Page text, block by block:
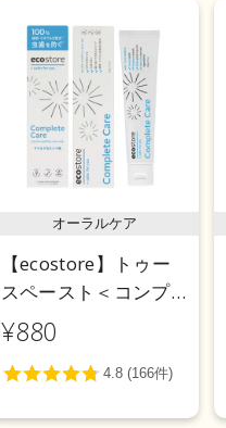
オーラルケア
【ecostore】トゥー
スペースト＜コンプ
リートケア＞ 100g
¥880